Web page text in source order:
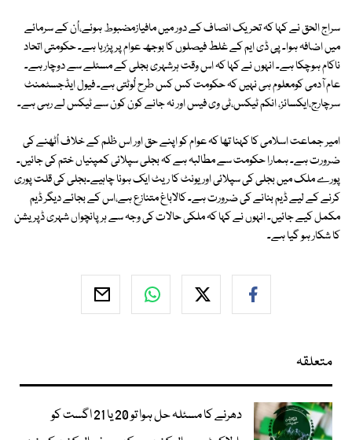
سراج الحق نے کہا کہ تحریک انصاف کے دور میں مافیازمضبوط ہوئے،اُن کے سرمائے
میں اضافہ ہوا۔ پی ڈی ایم کے غلط فیصلوں کا بوجھ عوام پر پڑرہا ہے۔ حکومتی اتحاد
ناکام ہوچکا ہے۔ انہوں نے کہا کہ اس وقت ہرشہری بجلی کے مسئلے سے دوچار ہے۔
عام آدمی کومعلوم ہی نہیں کہ حکومت کس کس طرح لُوٹتی ہے۔ فیول ایڈجسٹمنٹ
سرچارج،ایکسائز، انکم ٹیکس،ٹی وی فیس اور نہ جانے کون کون سے ٹیکس لے رہی ہے۔
امیر جماعت اسلامی کا کہنا تھا کہ عوام کو اپنے حق اور اس ظلم کے خلاف اُٹھنے کی
ضرورت ہے۔ ہمارا حکومت سے مطالبہ ہے کہ بجلی سپلائی کمپنیاں ختم کی جائیں۔
پورے ملک میں بجلی کی سپلائی اور یونٹ کا ریٹ ایک ہونا چاہیے۔بجلی کی قلت پوری
کرنے کے لیے ڈیم بنانے کی ضرورت ہے۔ کالاباغ متنازع ہے،اس کے بجائے دیگر ڈیم
مکمل کیے جائیں۔ انہوں نے کہا کہ ملکی حالات کی وجہ سے ہر پانچواں شہری ڈپریشن
کا شکار ہو گیا ہے۔
متعلقہ
دھرنے کا مسئلہ حل ہوا تو 20 یا 21 اگست کو